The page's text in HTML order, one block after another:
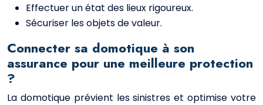
Effectuer un état des lieux rigoureux.
Sécuriser les objets de valeur.
Connecter sa domotique à son
assurance pour une meilleure protection
?
La domotique prévient les sinistres et optimise votre